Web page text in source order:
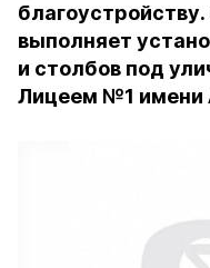
выполняет
и столбов под
Лицеем №1 имени